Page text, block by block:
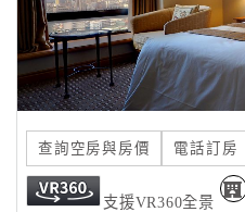
查詢空房與房價 電話訂房
支援VR360全景